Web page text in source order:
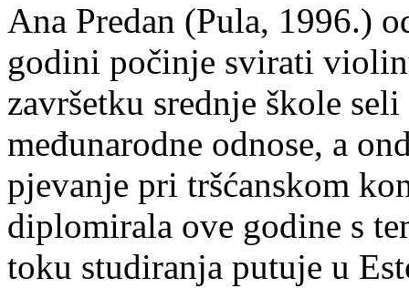
Ana Predan (Pula, 1996.)
godini počinje svirati
završetku srednje škole
međunarodne odnose, a
pjevanje pri tršćanskom
diplomirala ove godine s
toku studiranja putuje u